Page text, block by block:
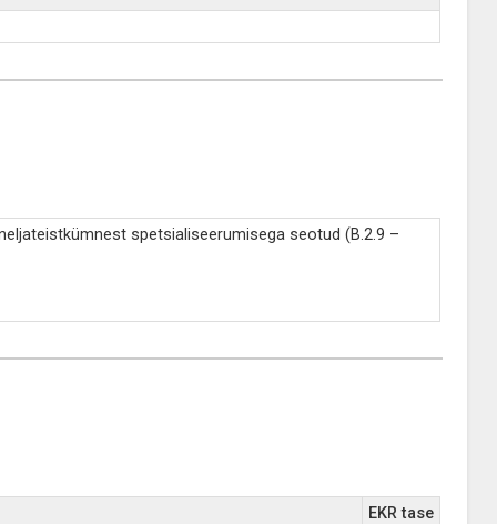
spetsialiseerumisega seotud (B.2.9 –
EKR tase